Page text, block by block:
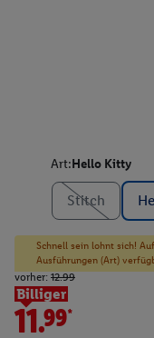
Art:Hello Kitty
Stitch
Schnell sein lohnt sich!
Ausführungen (Art)
vorher: 12.99
Billiger
11.99*